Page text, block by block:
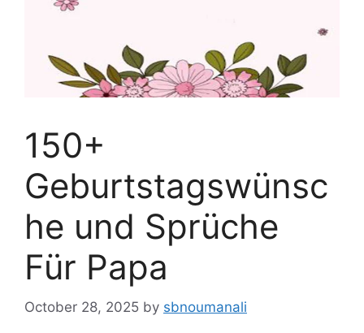
150+
Geburtstagswünsc
he und Sprüche
Für Papa
October 28, 2025 by sbnoumanali